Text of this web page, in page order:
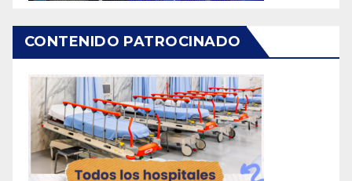
CONTENIDO PATROCINADO